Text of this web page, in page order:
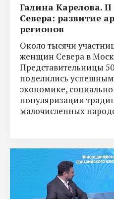
Галина Карелова.
Севера: развитие
регионов
Около тысячи
женщин Севера в
Представительницы
поделились
экономике,
популяризации
малочисленных